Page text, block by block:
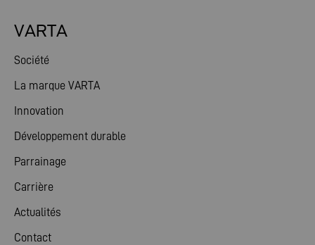
VARTA
Société
La marque VARTA
Innovation
Développement durable
Parrainage
Carrière
Actualités
Contact